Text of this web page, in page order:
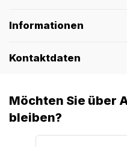
Informationen
Kontaktdaten
Möchten Sie über
bleiben?